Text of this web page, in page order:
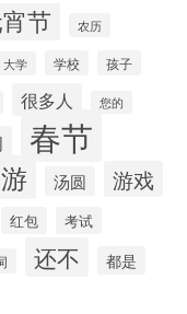
节 农历
大学 学校 孩子
很多人 您的
春节
汤圆 游戏
红包 考试
还不 都是